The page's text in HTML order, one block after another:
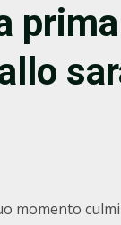
momento